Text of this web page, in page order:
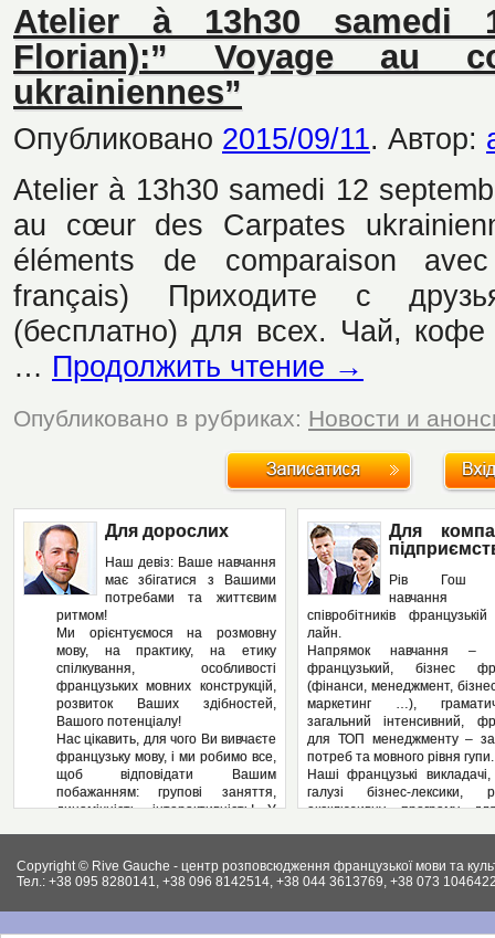
Atelier à 13h30 samedi
Florian):” Voyage au
ukrainiennes”
Опубликовано 2015/09/11. Автор:
Atelier à 13h30 samedi 12
au cœur des Carpates
éléments de comparaison
français) Приходите с
(бесплатно) для всех. Чай,
… Продолжить чтение →
Опубликовано в рубриках: Новости и
Для дорослих
Наш девіз: Ваше навчання
має збігатися з Вашими
потребами та життєвим
ритмом!
Ми орієнтуємося на розмовну
мову, на практику, на етику
спілкування, особливості
французьких мовних конструкцій,
розвиток Ваших здібностей,
Вашого потенціалу!
Нас цікавить, для чого Ви вивчаєте
французьку мову, і ми робимо все,
щоб відповідати Вашим
побажанням: групові заняття,
динамічність, інтерактивність! У
педагогічного процесу! І як
результат – вільне володіння
працюємо на результат, а не на
кількість пройдених сторінок у
Для
Рів Гош
навчання
співробітників
лайн.
Напрямок навчання –
французький, бізнес
(фінанси, менеджмент,
маркетинг …),
загальний інтенсивний,
для ТОП менеджменту –
потреб та мовного рівня гупи.
Наші французькі
галузі бізнес-лексики,
ексклюзивну програму
Вашому підприємстві:
контрактів, укладання
документації, ведення
конференцій, маркетинг,
Copyright © Rive Gauche - центр розповсюдження французької мови та
Тел.: +38 095 8280141, +38 096 8142514, +38 044 3613769, +38 073